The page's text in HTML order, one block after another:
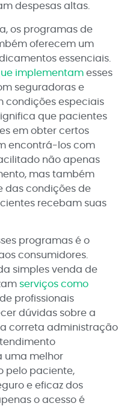
despesas altas.
os programas de
oferecem um
essenciais.
implementam esses
seguradoras e
condições especiais
que pacientes
em obter certos
encontrá-los com
não apenas
mas também
das condições de
recebam suas
programas é o
consumidores.
simples venda de
serviços como
profissionais
dúvidas sobre a
correta administração
uma melhor
pelo paciente,
e eficaz dos
o acesso é